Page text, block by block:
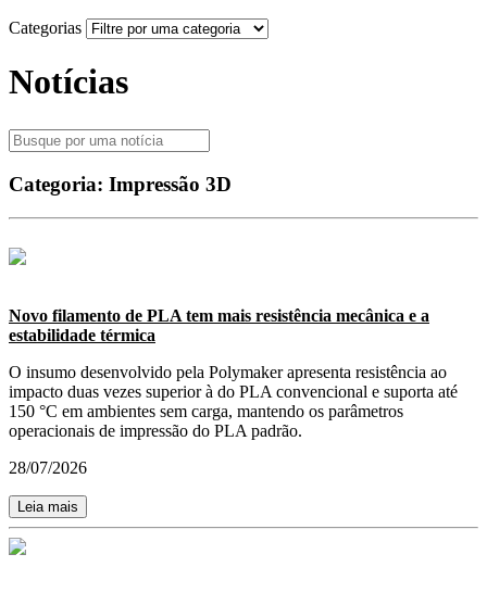
Categorias
Notícias
Categoria: Impressão 3D
Novo filamento de PLA tem mais resistência mecânica e a
estabilidade térmica
O insumo desenvolvido pela Polymaker apresenta resistência ao
impacto duas vezes superior à do PLA convencional e suporta até
150 °C em ambientes sem carga, mantendo os parâmetros
operacionais de impressão do PLA padrão.
28/07/2026
Leia mais